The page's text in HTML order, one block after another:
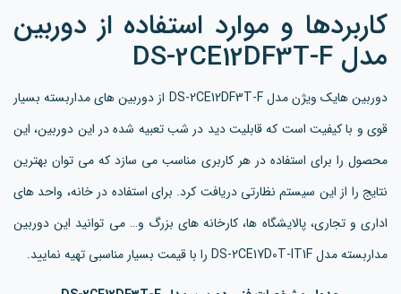
کاربردها و موارد استفاده از دوربین
مدل DS-2CE12DF3T-F
دوربین هایک ویژن مدل DS-2CE12DF3T-F از دوربین های مداربسته بسیار
قوی و با کیفیت است که قابلیت دید در شب تعبیه شده در این دوربین، این
محصول را برای استفاده در هر کاربری مناسب می سازد که می توان بهترین
نتایج را از این سیستم نظارتی دریافت کرد. برای استفاده در خانه، واحد های
اداری و تجاری، پالایشگاه ها، کارخانه های بزرگ و… می توانید این دوربین
مداربسته مدل DS-2CE17D0T-IT1F را با قیمت بسیار مناسبی تهیه نمایید.